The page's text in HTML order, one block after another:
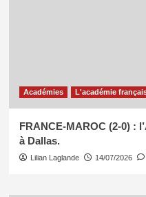
Académies L'académie
FRANCE-MAROC (2-0) :
à Dallas.
Lilian Laglande 14/07/2026